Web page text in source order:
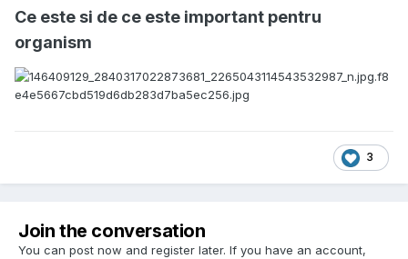
Ce este si de ce este important pentru
organism
3
Join the conversation
You can post now and register later. If you have an account,